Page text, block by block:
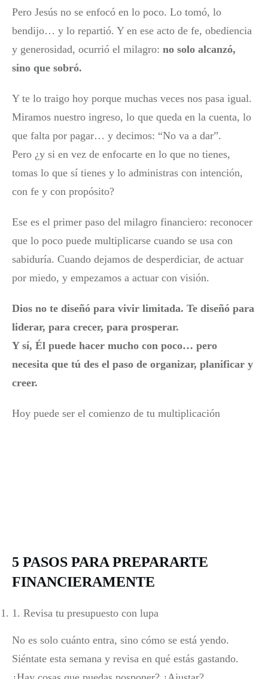
Pero Jesús no se enfocó en lo poco. Lo tomó, lo
bendijo… y lo repartió. Y en ese acto de fe, obediencia
y generosidad, ocurrió el milagro: no solo alcanzó,
sino que sobró.
Y te lo traigo hoy porque muchas veces nos pasa igual.
Miramos nuestro ingreso, lo que queda en la cuenta, lo
que falta por pagar… y decimos: “No va a dar”.
Pero ¿y si en vez de enfocarte en lo que no tienes,
tomas lo que sí tienes y lo administras con intención,
con fe y con propósito?
Ese es el primer paso del milagro financiero: reconocer
que lo poco puede multiplicarse cuando se usa con
sabiduría. Cuando dejamos de desperdiciar, de actuar
por miedo, y empezamos a actuar con visión.
Dios no te diseñó para vivir limitada. Te diseñó para
liderar, para crecer, para prosperar.
Y sí, Él puede hacer mucho con poco… pero
necesita que tú des el paso de organizar, planificar y
creer.
Hoy puede ser el comienzo de tu multiplicación
5 PASOS PARA PREPARARTE
FINANCIERAMENTE
1. Revisa tu presupuesto con lupa
No es solo cuánto entra, sino cómo se está yendo.
Siéntate esta semana y revisa en qué estás gastando.